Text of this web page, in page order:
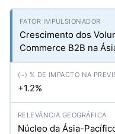
Crescimento dos
Commerce B2B na
+1.2%
Núcleo da Ásia-